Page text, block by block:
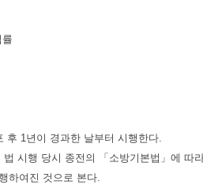
후 1년이 경과한 날부터 시행한다.
법 시행 당시 종전의 「소방기본법」에
하여진 것으로 본다.